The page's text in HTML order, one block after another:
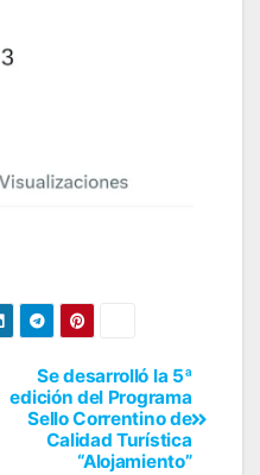
Se desarrolló la 5ª
edición del Programa
Sello Correntino de
Calidad Turística
“Alojamiento”